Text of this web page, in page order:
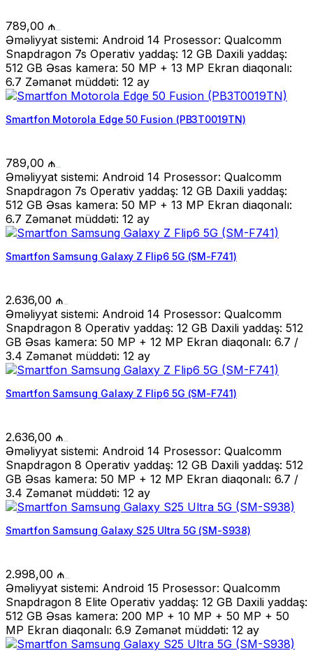
789,00 ₼
Əməliyyat sistemi: Android 14 Prosessor: Qualcomm
Snapdragon 7s Operativ yaddaş: 12 GB Daxili yaddaş:
512 GB Əsas kamera: 50 MP + 13 MP Ekran diaqonalı:
6.7 Zəmanət müddəti: 12 ay
Smartfon Motorola Edge 50 Fusion (PB3T0019TN)
789,00 ₼
Əməliyyat sistemi: Android 14 Prosessor: Qualcomm
Snapdragon 7s Operativ yaddaş: 12 GB Daxili yaddaş:
512 GB Əsas kamera: 50 MP + 13 MP Ekran diaqonalı:
6.7 Zəmanət müddəti: 12 ay
Smartfon Samsung Galaxy Z Flip6 5G (SM-F741)
2.636,00 ₼
Əməliyyat sistemi: Android 14 Prosessor: Qualcomm
Snapdragon 8 Operativ yaddaş: 12 GB Daxili yaddaş: 512
GB Əsas kamera: 50 MP + 12 MP Ekran diaqonalı: 6.7 /
3.4 Zəmanət müddəti: 12 ay
Smartfon Samsung Galaxy Z Flip6 5G (SM-F741)
2.636,00 ₼
Əməliyyat sistemi: Android 14 Prosessor: Qualcomm
Snapdragon 8 Operativ yaddaş: 12 GB Daxili yaddaş: 512
GB Əsas kamera: 50 MP + 12 MP Ekran diaqonalı: 6.7 /
3.4 Zəmanət müddəti: 12 ay
Smartfon Samsung Galaxy S25 Ultra 5G (SM-S938)
2.998,00 ₼
Əməliyyat sistemi: Android 15 Prosessor: Qualcomm
Snapdragon 8 Elite Operativ yaddaş: 12 GB Daxili yaddaş:
512 GB Əsas kamera: 200 MP + 10 MP + 50 MP + 50
MP Ekran diaqonalı: 6.9 Zəmanət müddəti: 12 ay